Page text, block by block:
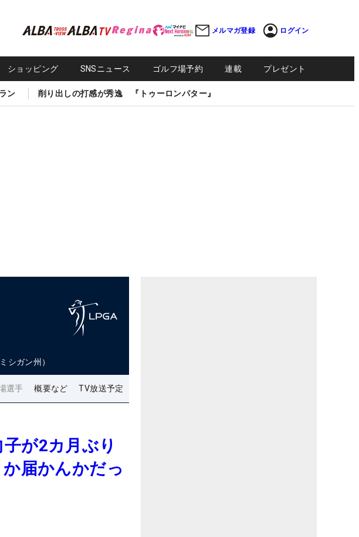
メルマガ登録 ログイン
ショッピング SNSニュース ゴルフ場予約 連載 プレゼント
ン 削り出しの打感が秀逸 『トゥーロンパター』
シガン州）
選手 概要など TV放送予定
が2カ月ぶり
届かんかだっ